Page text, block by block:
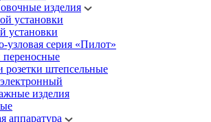
изделия
установки
установки
узловая серия «Пилот»
переносные
розетки штепсельные
изделия
аппаратура